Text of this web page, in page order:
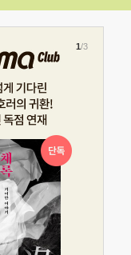
1/3